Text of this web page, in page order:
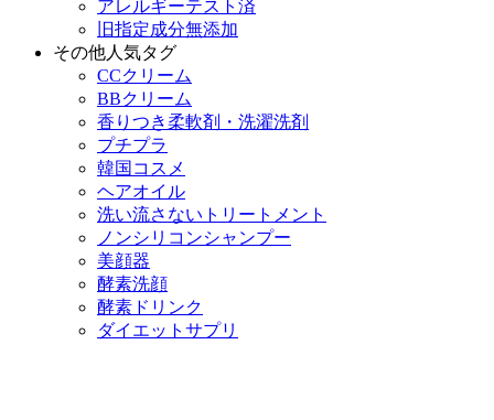
アレルギーテスト済
旧指定成分無添加
その他人気タグ
CCクリーム
BBクリーム
香りつき柔軟剤・洗濯洗剤
プチプラ
韓国コスメ
ヘアオイル
洗い流さないトリートメント
ノンシリコンシャンプー
美顔器
酵素洗顔
酵素ドリンク
ダイエットサプリ